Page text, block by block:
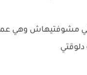
مشوفتيهاش وهي
دلوقتي